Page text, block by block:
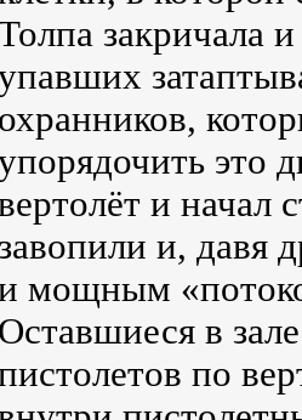
закричала
охранников,
это
и начал
и, давя
мощным
Оставшиеся в
по